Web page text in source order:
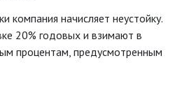
компания начисляет неустойку.
20% годовых и взимают в
процентам, предусмотренным